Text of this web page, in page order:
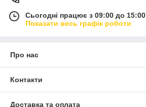
Сьогодні працює з 09:00 до 15:00
Показати весь графік роботи
Про нас
Контакти
Доставка та оплата